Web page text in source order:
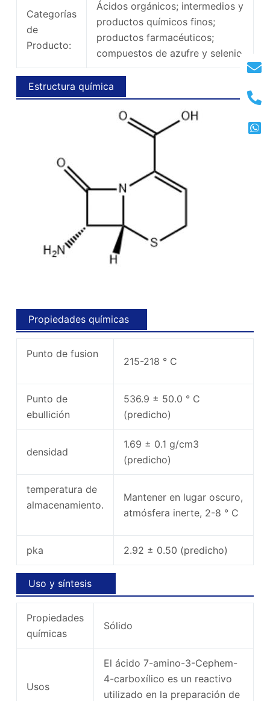
Categorías
de
Producto:
Ácidos orgánicos; intermedios y
productos químicos finos;
productos farmacéuticos;
compuestos de azufre y selenio
Estructura química
Propiedades químicas
Punto de fusion
215-218 ° C
Punto de
ebullición
536.9 ± 50.0 ° C
(predicho)
densidad
1.69 ± 0.1 g/cm3
(predicho)
temperatura de
almacenamiento.
Mantener en lugar oscuro,
atmósfera inerte, 2-8 ° C
pka 2.92 ± 0.50 (predicho)
Uso y síntesis
Propiedades
químicas
Sólido
Usos
El ácido 7-amino-3-Cephem-
4-carboxílico es un reactivo
utilizado en la preparación de